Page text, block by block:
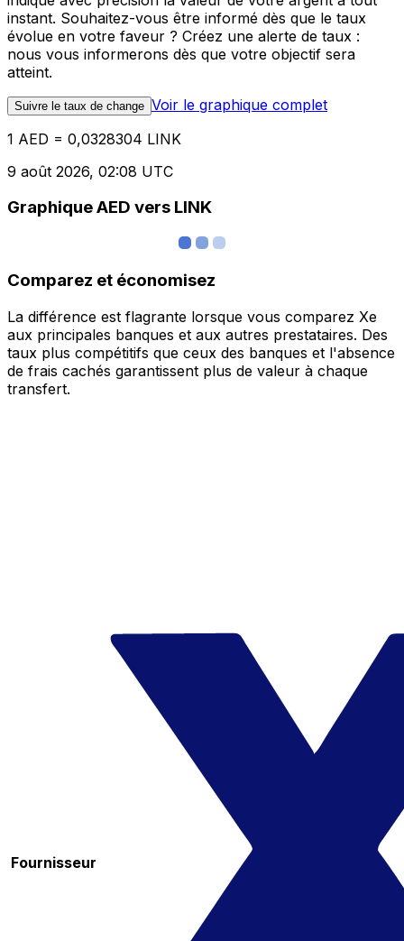
instant. Souhaitez-vous être informé dès que le taux
évolue en votre faveur ? Créez une alerte de taux :
nous vous informerons dès que votre objectif sera
atteint.
Suivre le taux de change Voir le graphique complet
1 AED = 0,0328304 LINK
9 août 2026, 02:08 UTC
Graphique AED vers LINK
Comparez et économisez
La différence est flagrante lorsque vous comparez Xe
aux principales banques et aux autres prestataires. Des
taux plus compétitifs que ceux des banques et l'absence
de frais cachés garantissent plus de valeur à chaque
transfert.
Fournisseur